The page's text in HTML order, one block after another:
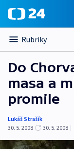
Rubriky
Do
masa a
promile
Lukáš Strašík
30. 5. 2008
30. 5. 2008 |